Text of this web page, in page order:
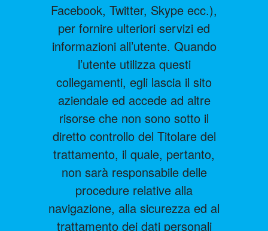
Facebook, Twitter, Skype ecc.),
per fornire ulteriori servizi ed
informazioni all’utente. Quando
l’utente utilizza questi
collegamenti, egli lascia il sito
aziendale ed accede ad altre
risorse che non sono sotto il
diretto controllo del Titolare del
trattamento, il quale, pertanto,
non sarà responsabile delle
procedure relative alla
navigazione, alla sicurezza ed al
trattamento dei dati personali